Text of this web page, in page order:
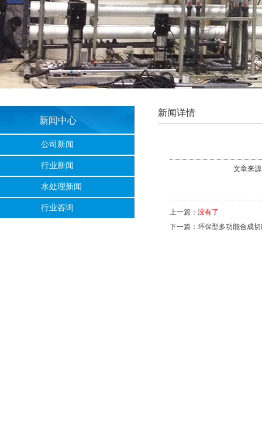
新闻中心
公司新闻
行业新闻
水处理新闻
行业咨询
新闻详情
文章来
上一篇： 没有了
下一篇： 环保型多功能合成